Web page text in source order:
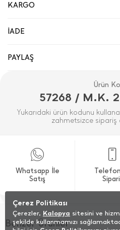
KARGO
İADE
PAYLAŞ
Ürün
57268 / M.K.
Yukarıdaki ürün kodunu
zahmetsizce sipariş
Whatsapp İle
Satış
Benzer Ürünler
Çerez Politikası
Çerezler, Kalopya sitesini ve
şekilde kullanmamızı